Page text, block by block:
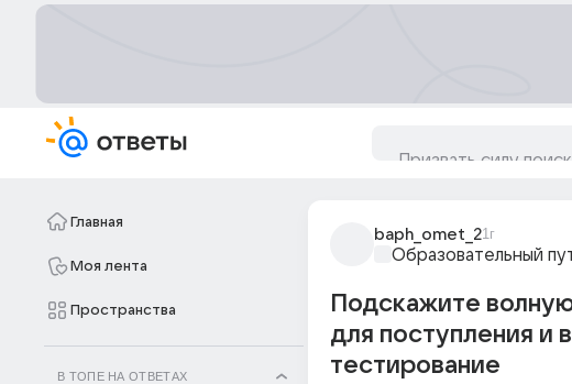
Главная
Моя лента
Пространства
В ТОПЕ НА ОТВЕТАХ
baph_omet_21г
Образовательный
Подскажите
для поступления и
тестирование